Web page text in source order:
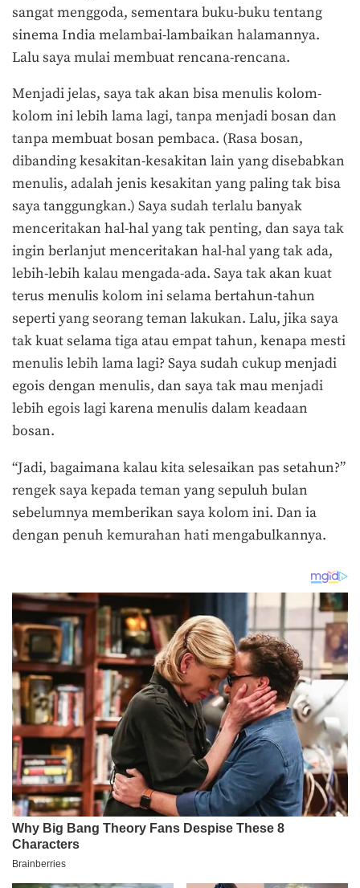
sangat menggoda, sementara buku-buku tentang
sinema India melambai-lambaikan halamannya.
Lalu saya mulai membuat rencana-rencana.
Menjadi jelas, saya tak akan bisa menulis kolom-
kolom ini lebih lama lagi, tanpa menjadi bosan dan
tanpa membuat bosan pembaca. (Rasa bosan,
dibanding kesakitan-kesakitan lain yang disebabkan
menulis, adalah jenis kesakitan yang paling tak bisa
saya tanggungkan.) Saya sudah terlalu banyak
menceritakan hal-hal yang tak penting, dan saya tak
ingin berlanjut menceritakan hal-hal yang tak ada,
lebih-lebih kalau mengada-ada. Saya tak akan kuat
terus menulis kolom ini selama bertahun-tahun
seperti yang seorang teman lakukan. Lalu, jika saya
tak kuat selama tiga atau empat tahun, kenapa mesti
menulis lebih lama lagi? Saya sudah cukup menjadi
egois dengan menulis, dan saya tak mau menjadi
lebih egois lagi karena menulis dalam keadaan
bosan.
“Jadi, bagaimana kalau kita selesaikan pas setahun?”
rengek saya kepada teman yang sepuluh bulan
sebelumnya memberikan saya kolom ini. Dan ia
dengan penuh kemurahan hati mengabulkannya.